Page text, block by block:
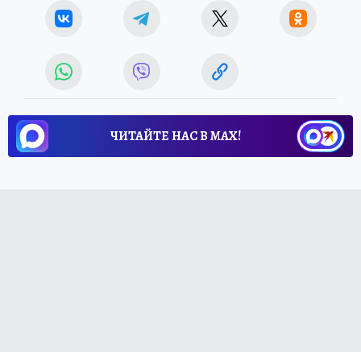
ЧИТАЙТЕ НАС В МАХ!